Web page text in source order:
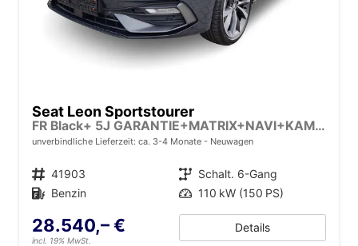
Seat Leon Sportstourer
FR Black+ 5J GARANTIE+MATRIX+NAVI+KAMERA+SHZ+18" ALU
unverbindliche Lieferzeit: ca. 3-4 Monate Neuwagen
Fahrzeugnr. 41903 Getriebe Schalt. 6-Gang
Kraftstoff Benzin Leistung 110 kW (150 PS)
28.540,– €
incl. 19% MwSt.
Details